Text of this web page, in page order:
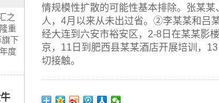
之
重
旗下
度
情规模性扩散的可能性基本排除。张某
人，4月以来从未出过省。②李某某和吕
经大连到六安市裕安区，2-8日在某某影
京，11日到肥西县某某酒店开展培训，
切接触。